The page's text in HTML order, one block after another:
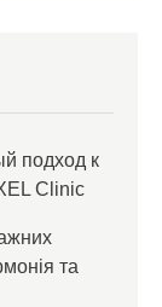
подход к
Clinic
та